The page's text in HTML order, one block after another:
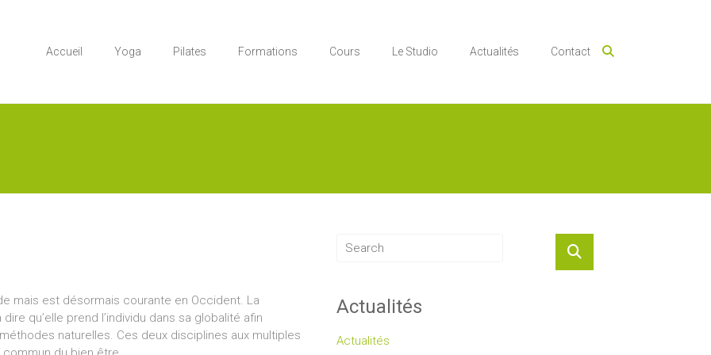
Accueil Yoga Pilates Formations Cours Le Studio Actualités Contact
mais est désormais courante en Occident. La
qu’elle prend l’individu dans sa globalité afin
naturelles. Ces deux disciplines aux multiples
Actualités
Actualités